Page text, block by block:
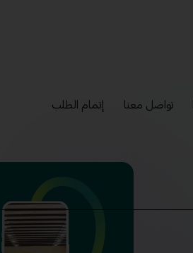
تواصل معنا إتمام الطلب